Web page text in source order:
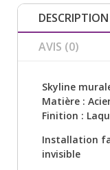
DESCRIPTION
AVIS (0)
Skyline
Matière :
Finition :
Installation
invisible